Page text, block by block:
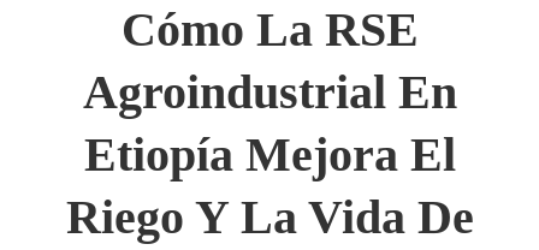
Cómo La RSE
Agroindustrial En
Etiopía Mejora El
Riego Y La Vida De